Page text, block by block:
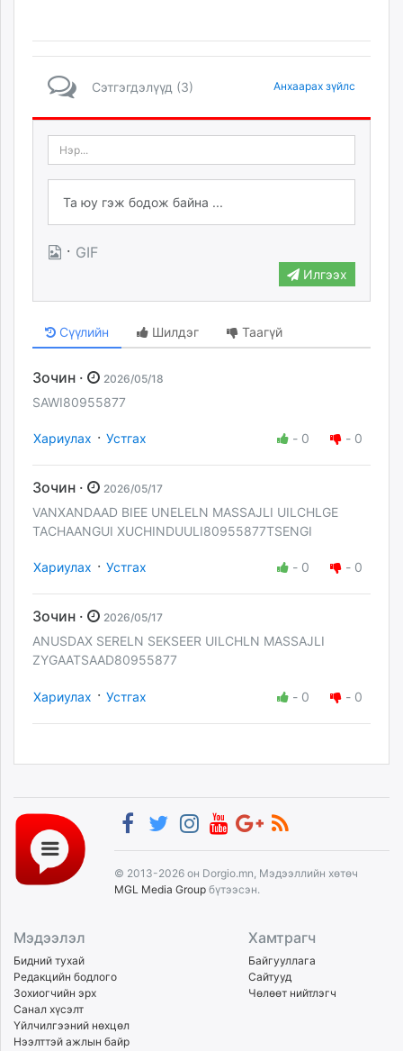
Сэтгэгдэлүүд (3) Анхаарах зүйлс
· GIF
Илгээх
Сүүлийн Шилдэг Таагүй
Зочин · 2026/05/18
SAWI80955877
Хариулах · Устгах - 0 - 0
Зочин · 2026/05/17
VANXANDAAD BIEE UNELELN MASSAJLI UILCHLGE
TACHAANGUI XUCHINDUULI80955877TSENGI
Хариулах · Устгах - 0 - 0
Зочин · 2026/05/17
ANUSDAX SERELN SEKSEER UILCHLN MASSAJLI
ZYGAATSAAD80955877
Хариулах · Устгах - 0 - 0
© 2013-2026 он Dorgio.mn, Мэдээллийн хөтөч
MGL Media Group бүтээсэн.
Мэдээлэл
Бидний тухай
Редакцийн бодлого
Зохиогчийн эрх
Санал хүсэлт
Үйлчилгээний нөхцөл
Нээлттэй ажлын байр
Хамтрагч
Байгууллага
Сайтууд
Чөлөөт нийтлэгч